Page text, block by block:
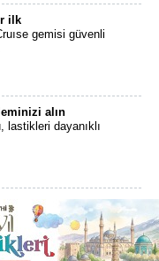
ilk
gemisi güvenli
alın
lastikleri dayanıklı